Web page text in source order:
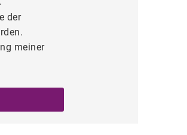
der
meiner